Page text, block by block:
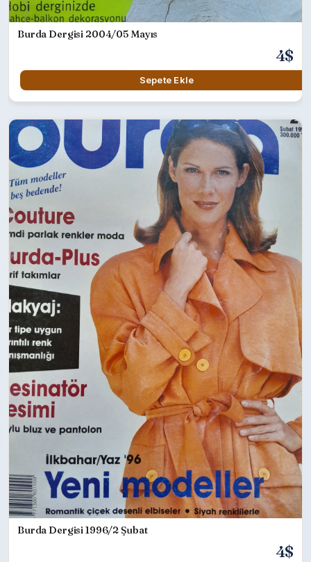
Burda Dergisi 2004/05 Mayıs
4$
Sepete Ekle
Burda Dergisi 1996/2 Şubat
4$